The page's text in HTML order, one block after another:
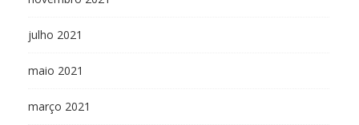
julho 2021
maio 2021
março 2021